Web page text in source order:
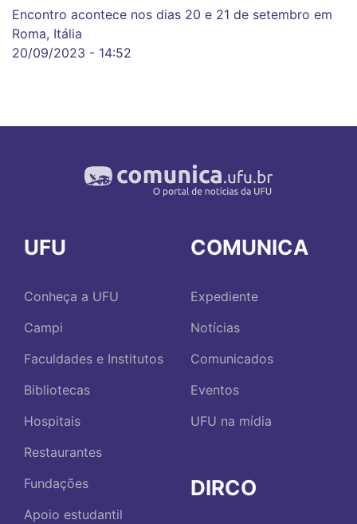
Encontro acontece nos dias 20 e 21 de setembro em
Roma, Itália
20/09/2023 - 14:52
UFU
Conheça a UFU
Campi
Faculdades e Institutos
Bibliotecas
Hospitais
Restaurantes
Fundações
Apoio estudantil
COMUNICA
Expediente
Notícias
Comunicados
Eventos
UFU na mídia
DIRCO